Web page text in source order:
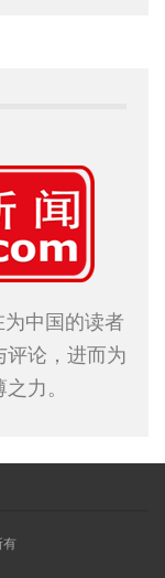
中国的读者
评论，进而为
力。
有